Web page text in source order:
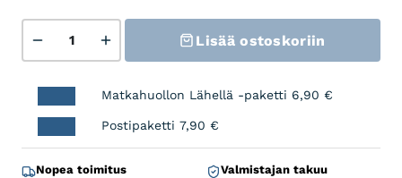
Lisää ostoskoriin
Matkahuollon Lähellä -paketti 6,90 €
Postipaketti 7,90 €
Nopea toimitus Valmistajan takuu